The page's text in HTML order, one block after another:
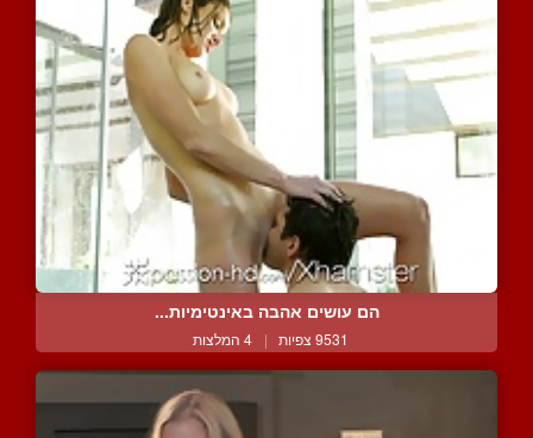
הם עושים אהבה באינטימיות...
9531 צפיות | 4 המלצות